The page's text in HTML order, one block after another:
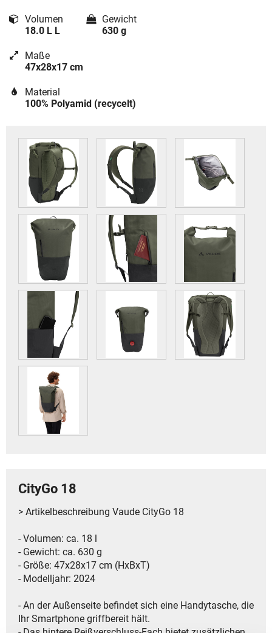
Volumen
18.0 L L
Gewicht
630 g
Maße
47x28x17 cm
Material
100% Polyamid (recycelt)
CityGo 18
> Artikelbeschreibung Vaude CityGo 18
- Volumen: ca. 18 l
- Gewicht: ca. 630 g
- Größe: 47x28x17 cm (HxBxT)
- Modelljahr: 2024
- An der Außenseite befindet sich eine Handytasche, die
Ihr Smartphone griffbereit hält.